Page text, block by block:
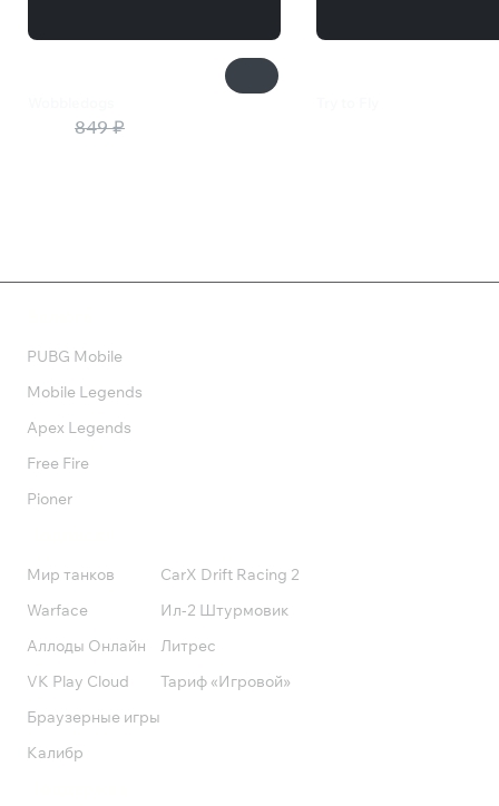
849 ₽
PUBG Mobile
Mobile Legends
Apex Legends
Free Fire
Pioner
Мир танков
Warface
Аллоды Онлайн
VK Play Cloud
Браузерные игры
Калибр
CarX Drift Racing 2
Ил-2 Штурмовик
Литрес
Тариф «Игровой»